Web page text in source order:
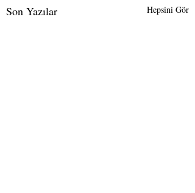
Son Yazılar Hepsini Gör